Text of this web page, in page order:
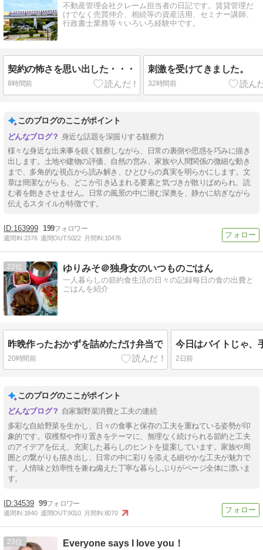
不動産管理会社クレーム担当者の日記です。賃貸管理だ
けでなく売買仲介、相続等の資産活用、セミナー講師、
行政書士業務等々いろいろ経験中です。
契約の怖さを思い出した・・・
8時間前
刺激を受けてきました。
32時間前
このブログのここがポイント
身近な話題を深掘りする観察力
様々な身近な出来事を鋭く観察しながら、日常の裏側や思惑を巧みに描き
出します。土地や建物の評価、自然の営み、家族や人間関係の微細な動き
まで、多角的な視点から読み解き、ひとひらの真実を明らかにします。文
章は簡潔ながらも、どこか引き込まれる要素と気づきが散りばめられ、読
む者を飽きさせません。日常の風景の中に潜む深奥を、静かに紡ぎながら
伝えるスタイルが特徴です。
163999 199
週間IN:2376 週間OUT:5022 月間IN:10476
22 ゆりみそ＠独身女のいつものごはん
一人暮らしの節約食生活の日々の記録毎日の食の出費と
ごはんを紹介
昨晩作ったおかずを詰めただけ弁当で
20時間前
今日はバイトじゃ、
2日前
このブログのここがポイント
自家製野菜消費と工夫の連続
多彩な自給野菜を生かし、日々の食事と保存の工夫を重ねている姿勢が印
象的です。収穫祭や作り置きをテーマに、無理なく続けられる節約と工夫
のアイデアを伝え、充実した暮らしのヒントを提案しています。家族や周
囲との繋がりも描き出し、日常の中に彩りを添える細やかな工夫が魅力で
す。人情味と効率性を兼ね備えた丁寧な暮らしぶりがページ全体に漂いま
す。
34539 99
週間IN:1840 週間OUT:9010 月間IN:8070
23 Everyone says I love you！